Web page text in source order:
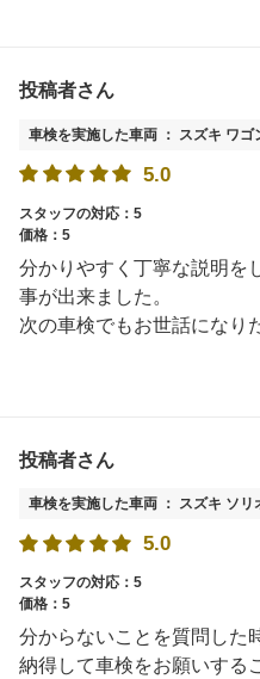
投稿者さん
車検を実施した車両 ： スズキ ワゴ
5.0
スタッフの対応：5
価格：5
分かりやすく丁寧な説明を
事が出来ました。
次の車検でもお世話になり
投稿者さん
車検を実施した車両 ： スズキ ソリ
5.0
スタッフの対応：5
価格：5
分からないことを質問した
納得して車検をお願いする